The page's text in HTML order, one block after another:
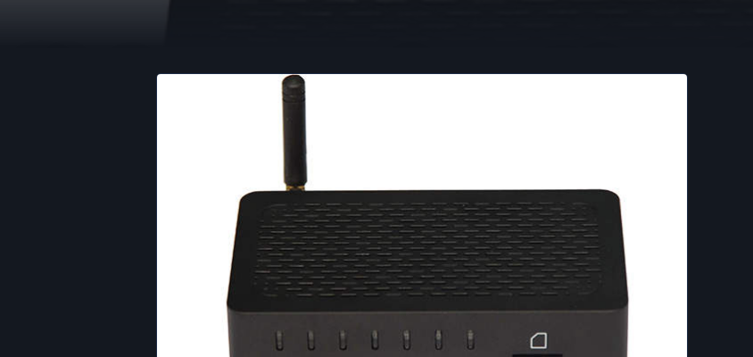
Dinstar nos muestra su gateway
GSM: DINSTAR DWG2000-1G
2 min de lectura